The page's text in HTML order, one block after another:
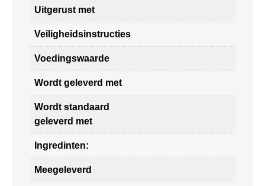
Uitgerust met
Veiligheidsinstructies
Voedingswaarde
Wordt geleverd met
Wordt standaard
geleverd met
Ingredinten:
Meegeleverd